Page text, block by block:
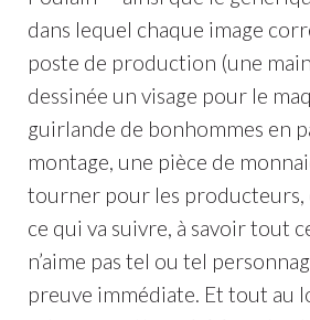
dans lequel chaque image
poste de production (une
dessinée un visage pour le
guirlande de bonhommes en
montage, une pièce de
tourner pour les producteurs,
ce qui va suivre, à savoir tout
n’aime pas tel ou tel
preuve immédiate. Et tout au